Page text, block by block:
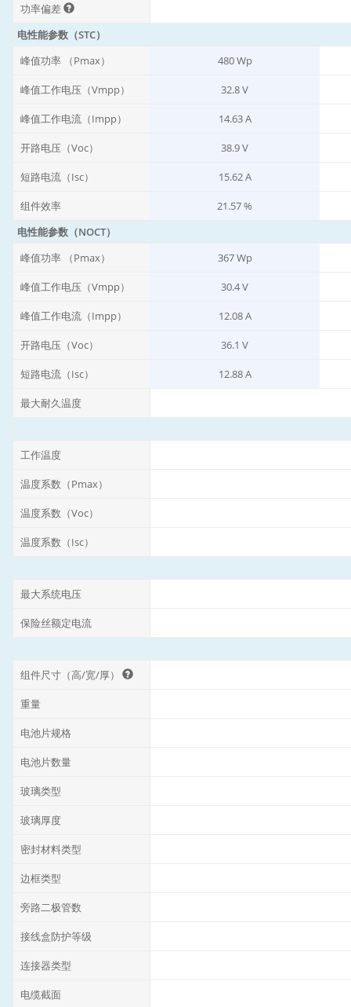
功率偏差
电性能参数（STC）
峰值功率 （Pmax）
480 Wp
峰值工作电压（Vmpp） 32.8 V
峰值工作电流（Impp） 14.63 A
开路电压（Voc） 38.9 V
短路电流（Isc） 15.62 A
组件效率
21.57 %
电性能参数（NOCT）
峰值功率 （Pmax）
367 Wp
峰值工作电压（Vmpp） 30.4 V
峰值工作电流（Impp） 12.08 A
开路电压（Voc） 36.1 V
短路电流（Isc） 12.88 A
最大耐久温度
工作温度
温度系数（Pmax）
温度系数（Voc）
温度系数（Isc）
最大系统电压
保险丝额定电流
组件尺寸（高/宽/厚）
重量
电池片规格
电池片数量
玻璃类型
玻璃厚度
密封材料类型
边框类型
旁路二极管数
接线盒防护等级
连接器类型
电缆截面